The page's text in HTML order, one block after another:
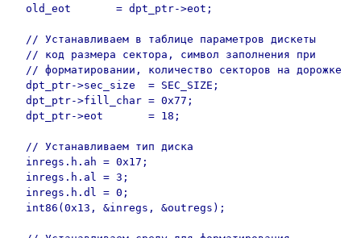
  old_eot       = dpt_ptr->eot;
  // Устанавливаем в таблице параметров дискеты
  // код размера сектора, символ заполнения при
  // форматировании, количество секторов на дорожке
  dpt_ptr->sec_size  = SEC_SIZE;
  dpt_ptr->fill_char = 0x77;
  dpt_ptr->eot       = 18;
  // Устанавливаем тип диска
  inregs.h.ah = 0x17;
  inregs.h.al = 3;
  inregs.h.dl = 0;
  int86(0x13, &inregs, &outregs);